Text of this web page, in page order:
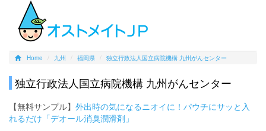
Home 九州 福岡県 独立行政法人国立病院機構 九州がんセンター
独立行政法人国立病院機構 九州がんセンター
【無料サンプル】 外出時の気になるニオイに！パウチにサッと入
れるだけ「デオール消臭潤滑剤」